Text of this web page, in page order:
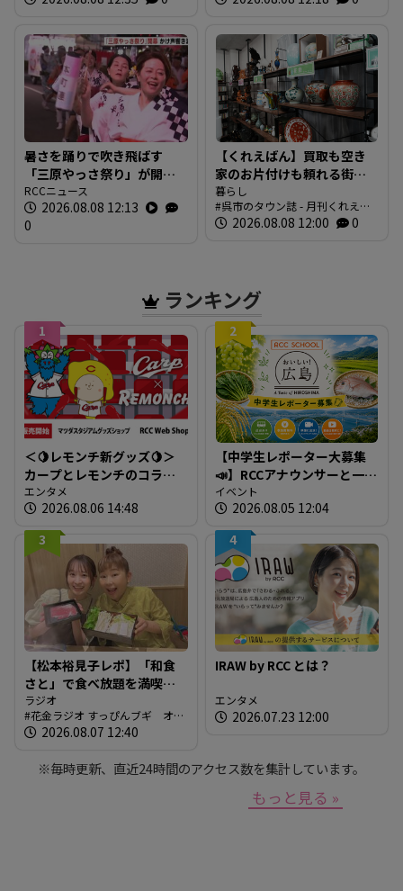
物を持った人たちで混雑
広島
ン 【8日正午現在】
暑さを踊りで吹き飛ばす
「三原やっさ祭り」が開
幕 元気なかけ声が響き渡
り 広島・三原市
RCCニュース
2026.08.08 12:13
0
【くれえばん】買取も空き
家のお片付けも頼れる街の
便利なお店「くれリサイク
ルショップ 環（めぐる）」
暮らし
呉市のタウン誌 - 月刊くれえば
ん 2026.08.08 12:00 0
ランキング
1
＜🍋レモンチ新グッズ🍋＞
カープとレモンチのコラボ
グッズが登場！
エンタメ
2026.08.06 14:48
2
【中学生レポーター大募集
📣】RCCアナウンサーと一緒
に「広島の食」の現場を取
材しよう！
イベント
2026.08.05 12:04
3
【松本裕見子レポ】「和食
さと」で食べ放題を満喫！
「さとしゃぶ」を体験！！
（RCCラジオ「花金ラジオ
すっぴんブギ」企画）
ラジオ
花金ラジオ すっぴんブギ オン
エア情報
2026.08.07 12:40
4
IRAW by RCC とは？
エンタメ
2026.07.23 12:00
※毎時更新、直近24時間のアクセス数を集計しています。
もっと見る »